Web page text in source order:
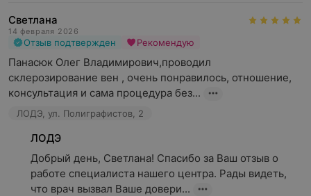
Светлана
14 февраля 2026
Отзыв подтвержден Рекомендую
Панасюк Олег Владимирович,проводил
склерозирование вен , очень понравилось, отношение,
консультация и сама процедура без...
ЛОДЭ, ул. Полиграфистов, 2
ЛОДЭ
Добрый день, Светлана! Спасибо за Ваш отзыв о
работе специалиста нашего центра. Рады видеть,
что врач вызвал Ваше довери...